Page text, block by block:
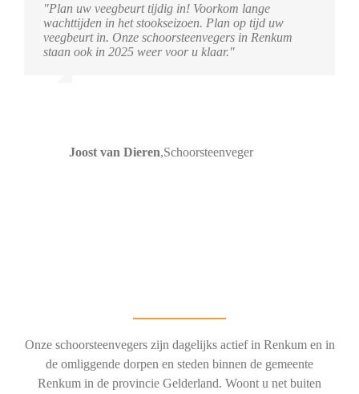
"Plan uw veegbeurt tijdig in! Voorkom lange
wachttijden in het stookseizoen. Plan op tijd uw
veegbeurt in. Onze schoorsteenvegers in Renkum
staan ook in 2025 weer voor u klaar."
Joost van Dieren,Schoorsteenveger
Onze schoorsteenvegers zijn dagelijks actief in Renkum en in
de omliggende dorpen en steden binnen de gemeente
Renkum in de provincie Gelderland. Woont u net buiten